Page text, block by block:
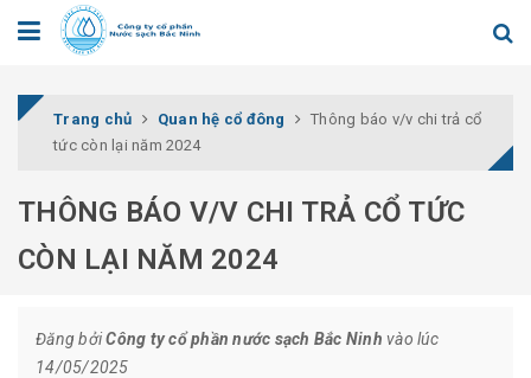
Trang chủ Quan hệ cổ đông
Thông báo v/v chi trả cổ
tức còn lại năm 2024
THÔNG BÁO V/V CHI TRẢ CỔ TỨC
CÒN LẠI NĂM 2024
Đăng bởiCông ty cổ phần nước sạch Bắc Ninh vào lúc
14/05/2025